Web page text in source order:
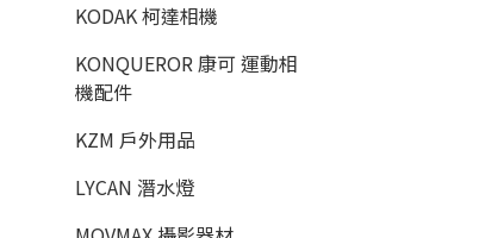
KODAK 柯達相機
KONQUEROR 康可 運動相
機配件
KZM 戶外用品
LYCAN 潛水燈